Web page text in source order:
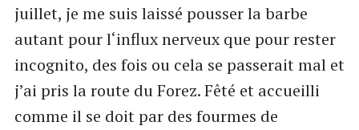
juillet, je me suis laissé pousser la barbe
autant pour l‘influx nerveux que pour rester
incognito, des fois ou cela se passerait mal et
j’ai pris la route du Forez. Fêté et accueilli
comme il se doit par des fourmes de